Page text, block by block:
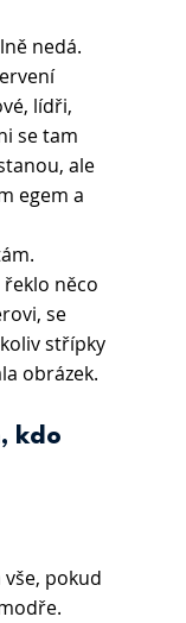
nedá.
lídři,
se tam
ale
egem a
něco
se
střípky
obrázek.
kdo
pokud